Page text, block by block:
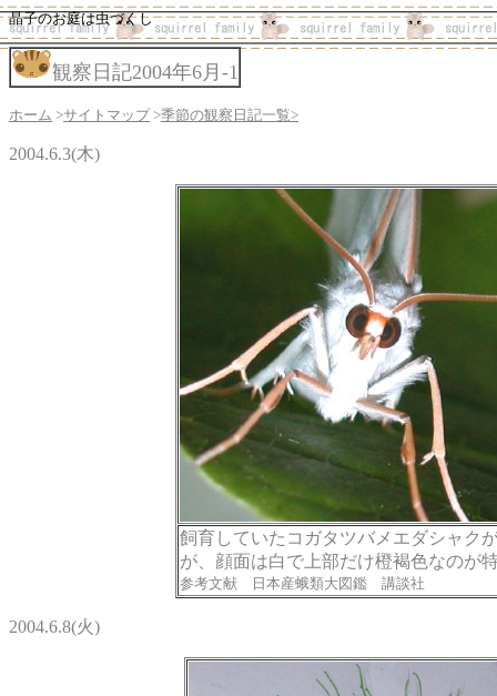
晶子のお庭は虫づくし
観察日記2004年6月-1
ホーム >サイトマップ>季節の観察日記一覧>
2004.6.3(木)
飼育していたコガタツバメエダシャク
が、顔面は白で上部だけ橙褐色なの
参考文献 日本産蛾類大図鑑 講談社
2004.6.8(火)